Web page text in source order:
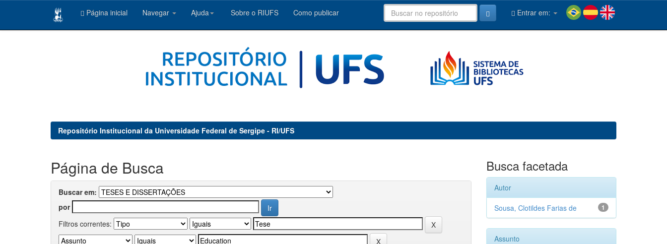
Página inicial Navegar Ajuda Sobre o RIUFS Como publicar Entrar em:
Repositório Institucional da Universidade Federal de Sergipe - RI/UFS
Página de Busca
Buscar em:
por
Filtros correntes:
Busca facetada
Autor
1
Sousa, Clotildes Farias de
Assunto